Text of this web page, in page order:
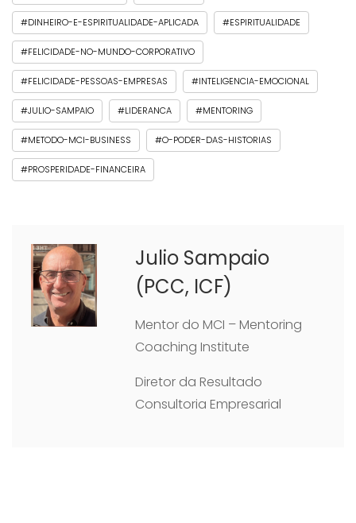
#DINHEIRO-E-ESPIRITUALIDADE-APLICADA #ESPIRITUALIDADE
#FELICIDADE-NO-MUNDO-CORPORATIVO
#FELICIDADE-PESSOAS-EMPRESAS #INTELIGENCIA-EMOCIONAL
#JULIO-SAMPAIO #LIDERANCA #MENTORING
#METODO-MCI-BUSINESS #O-PODER-DAS-HISTORIAS
#PROSPERIDADE-FINANCEIRA
Julio Sampaio
(PCC, ICF)
Mentor do MCI – Mentoring
Coaching Institute
Diretor da Resultado
Consultoria Empresarial